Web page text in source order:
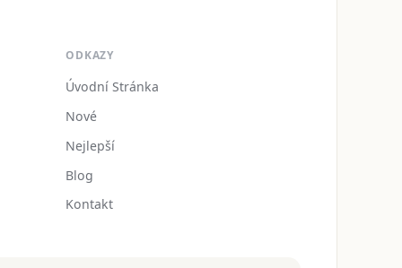
ODKAZY
Úvodní Stránka
Nové
Nejlepší
Blog
Kontakt